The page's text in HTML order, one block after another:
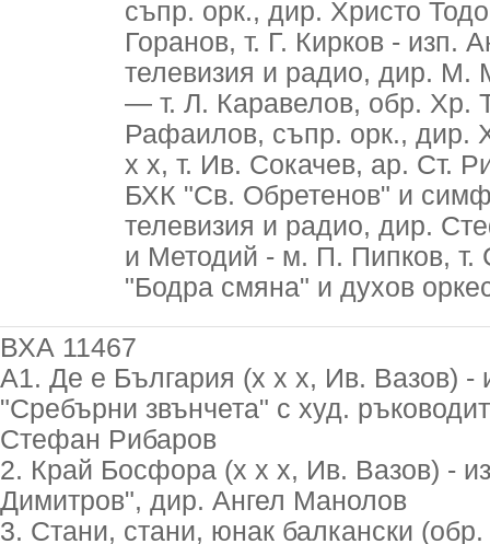
съпр. орк., дир. Христо
Горанов, т. Г. Кирков - изп.
телевизия и радио, дир. М.
— т. Л. Каравелов, обр. Хр.
Рафаилов, съпр. орк., дир.
х х, т. Ив. Сокачев, ар. Ст.
БХК "Св. Обретенов" и
телевизия и радио, дир.
и Методий - м. П. Пипков, т.
"Бодра смяна" и духов
ВХА 11467
А1. Де е България (х х х, Ив. Вазов) -
"Сребърни звънчета" с худ.
Стефан Рибаров
2. Край Босфора (х х х, Ив. Вазов) -
Димитров", дир. Ангел Манолов
3. Стани, стани, юнак балкански